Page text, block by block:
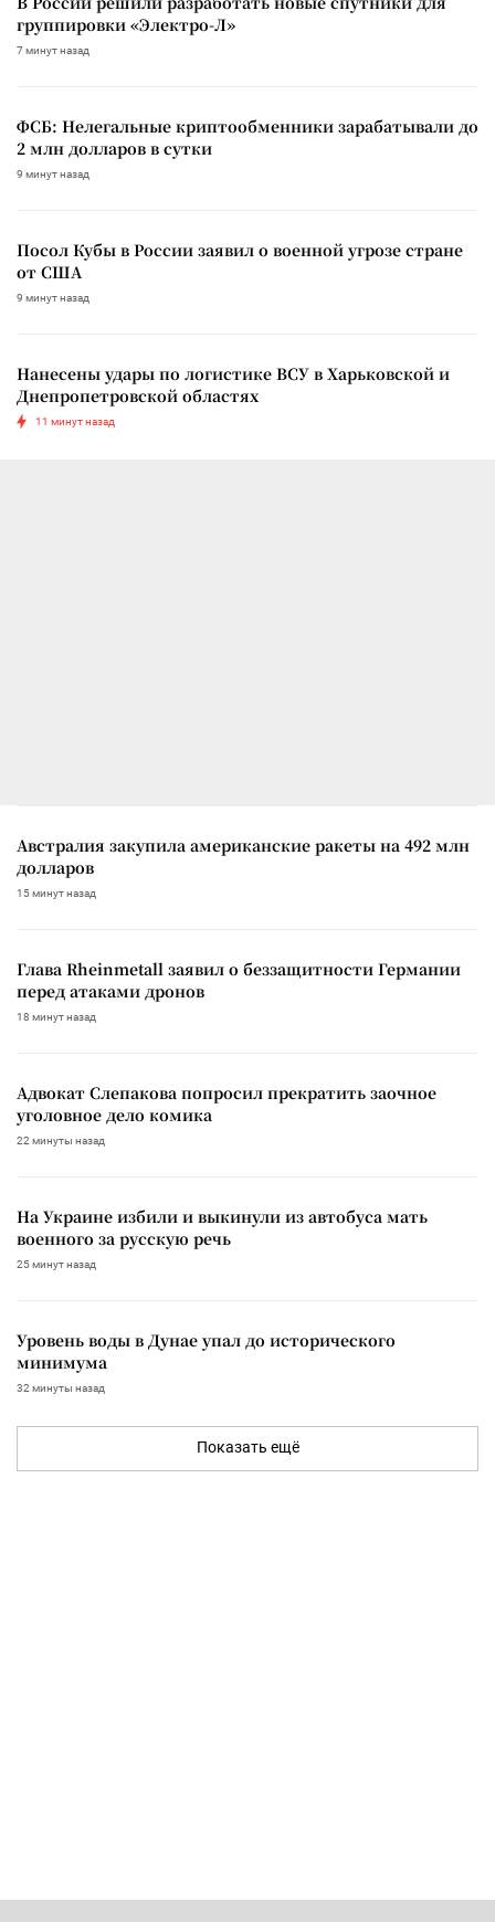
группировки «Электро-Л»
7 минут назад
ФСБ: Нелегальные криптообменники зарабатывали до
2 млн долларов в сутки
9 минут назад
Посол Кубы в России заявил о военной угрозе стране
от США
9 минут назад
Нанесены удары по логистике ВСУ в Харьковской и
Днепропетровской областях
11 минут назад
Австралия закупила американские ракеты на 492 млн
долларов
15 минут назад
Глава Rheinmetall заявил о беззащитности Германии
перед атаками дронов
18 минут назад
Адвокат Слепакова попросил прекратить заочное
уголовное дело комика
22 минуты назад
На Украине избили и выкинули из автобуса мать
военного за русскую речь
25 минут назад
Уровень воды в Дунае упал до исторического
минимума
32 минуты назад
Показать ещё